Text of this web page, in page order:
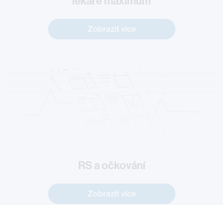
Zobrazit více
RS a očkování
Zobrazit více